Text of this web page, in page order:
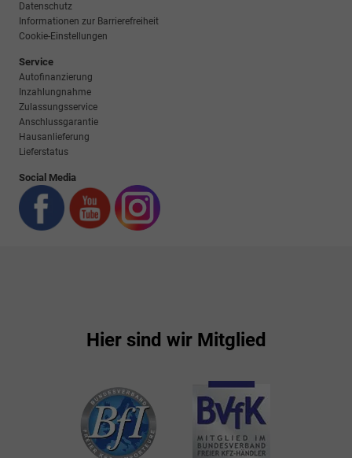
Datenschutz
Informationen zur Barrierefreiheit
Cookie-Einstellungen
Service
Autofinanzierung
Inzahlungnahme
Zulassungsservice
Anschlussgarantie
Hausanlieferung
Lieferstatus
Social Media
Hier sind wir Mitglied